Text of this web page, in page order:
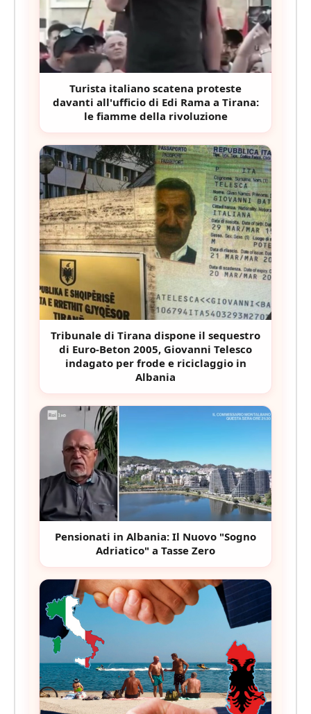
Turista italiano scatena proteste
davanti all'ufficio di Edi Rama a Tirana:
le fiamme della rivoluzione
Tribunale di Tirana dispone il sequestro
di Euro-Beton 2005, Giovanni Telesco
indagato per frode e riciclaggio in
Albania
Pensionati in Albania: Il Nuovo "Sogno
Adriatico" a Tasse Zero